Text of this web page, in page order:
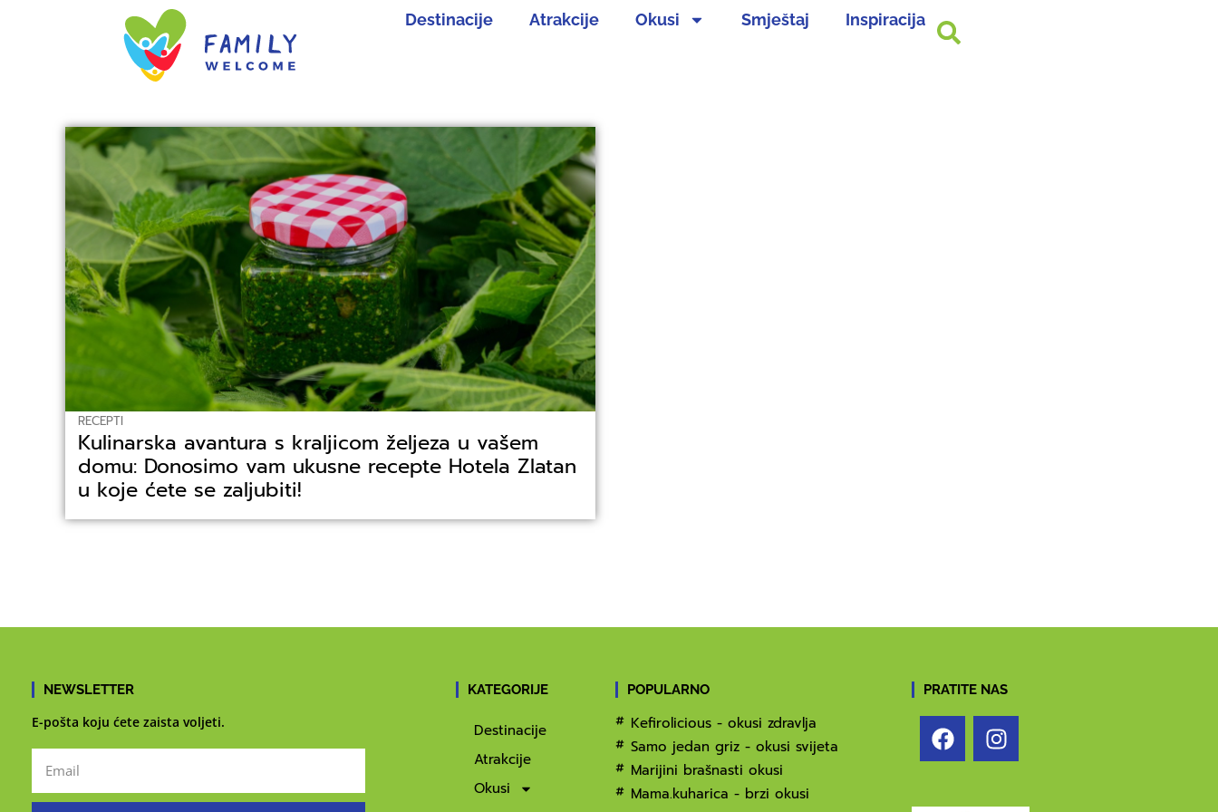
Destinacije Atrakcije Okusi Smještaj Inspiracija
RECEPTI
Kulinarska avantura s kraljicom željeza u vašem
domu: Donosimo vam ukusne recepte Hotela Zlatan
u koje ćete se zaljubiti!
NEWSLETTER
E-pošta koju ćete zaista voljeti.
KATEGORIJE
Destinacije
Atrakcije
Okusi
POPULARNO
Kefirolicious - okusi zdravlja
Samo jedan griz - okusi svijeta
Marijini brašnasti okusi
Mama.kuharica - brzi okusi
PRATITE NAS